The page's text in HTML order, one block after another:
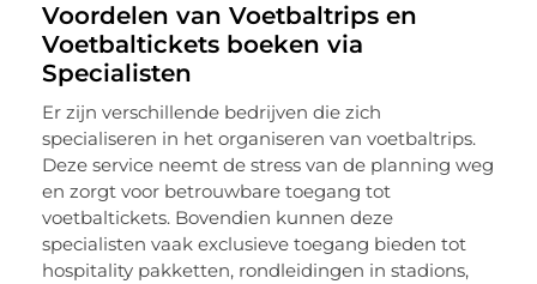
Voordelen van Voetbaltrips en
Voetbaltickets boeken via
Specialisten
Er zijn verschillende bedrijven die zich
specialiseren in het organiseren van voetbaltrips.
Deze service neemt de stress van de planning weg
en zorgt voor betrouwbare toegang tot
voetbaltickets. Bovendien kunnen deze
specialisten vaak exclusieve toegang bieden tot
hospitality pakketten, rondleidingen in stadions,